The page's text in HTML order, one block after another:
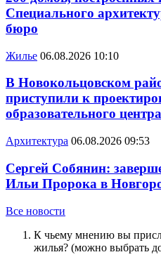
Специального
бюро
Жилье 06.08.2026 10:10
В Новокольцовском
приступили к
образовательного центра
Архитектура 06.08.2026 09:53
Сергей Собянин:
Ильи Пророка в
Все новости
К чьему мнению вы
жилья? (можно выбрать